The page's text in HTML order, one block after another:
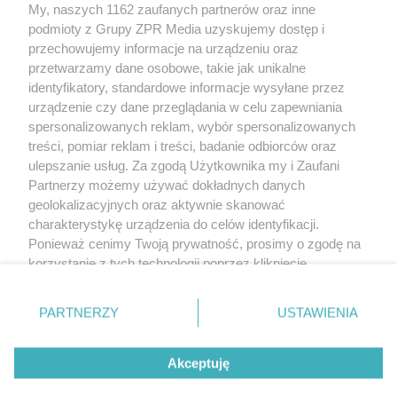
Żaden utwór zamieszczony w serwisie nie może być powielany i
rozpowszechniany lub dalej rozpowszechniany w jakikolwiek sposób (w
tym także elektroniczny lub mechaniczny) na jakimkolwiek polu
eksploatacji w jakiejkolwiek formie, włącznie z umieszczaniem w Internecie
bez pisemnej zgody właściciela praw. Jakiekolwiek użycie lub
wykorzystanie utworów w całości lub w części z naruszeniem prawa, tzn.
bez właściwej zgody, jest zabronione pod groźbą kary i może być ścigane
prawnie.
O nas
My, naszych 1162 zaufanych partnerów oraz inne
podmioty z Grupy ZPR Media uzyskujemy dostęp i
przechowujemy informacje na urządzeniu oraz
przetwarzamy dane osobowe, takie jak unikalne
identyfikatory, standardowe informacje wysyłane przez
urządzenie czy dane przeglądania w celu zapewniania
spersonalizowanych reklam, wybór spersonalizowanych
treści, pomiar reklam i treści, badanie odbiorców oraz
ulepszanie usług. Za zgodą Użytkownika my i Zaufani
Partnerzy możemy używać dokładnych danych
geolokalizacyjnych oraz aktywnie skanować
charakterystykę urządzenia do celów identyfikacji.
Ponieważ cenimy Twoją prywatność, prosimy o zgodę na
korzystanie z tych technologii poprzez kliknięcie
zmienić/wycofać klikając przycisk ustawień prywatności
znajdujący się w lewym dolnym rogu strony
rodzaje przetwarzania danych nie wymagają zgody
użytkownika, ale masz prawo sprzeciwić się takiemu
przetwarzaniu. Preferencje będą miały zastosowanie tylko
PARTNERZY USTAWIENIA
Akceptuję